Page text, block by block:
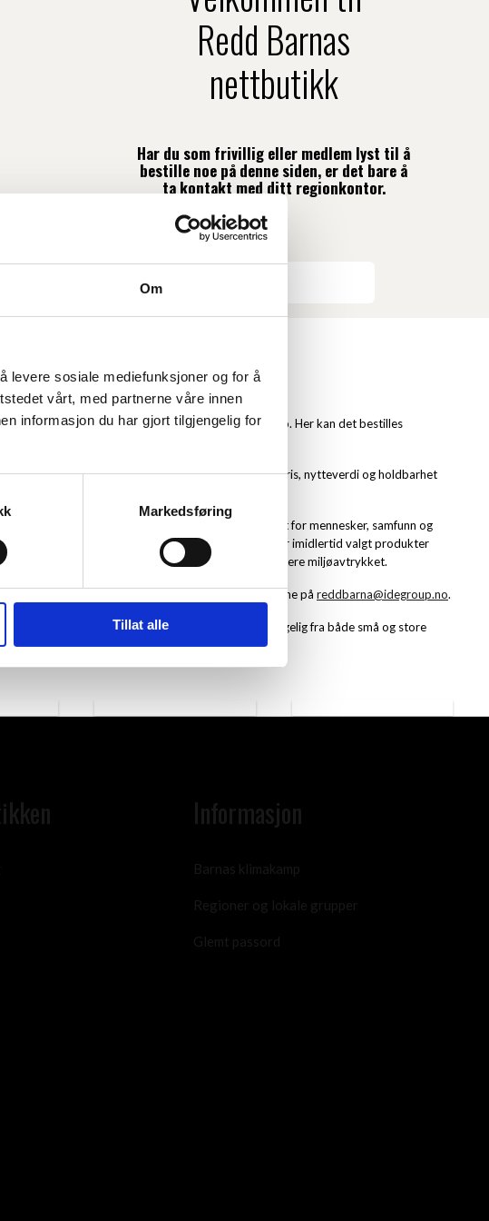
Om
levere sosiale mediefunksjoner og for å
vårt, med partnerne våre innen
informasjon du har gjort tilgjengelig for
Markedsføring
Tillat alle
Redd Barnas
nettbutikk
Har du som frivillig eller medlem lyst til å
bestille noe på denne siden, er det bare å
ta kontakt med ditt regionkontor.
inneholder profilprodukter med Redd Barnas logo. Her kan det bestilles
og viktige informasjonsarbeid.
utvalgt og godkjent i henhold til Redd Barnas profil. Pris, nytteverdi og holdbarhet
bærekraftig forretningspraksis sammen, med respekt for mennesker, samfunn og
av dette innebærer også varer produsert i Asia. Vi har imidlertid valgt produkter
og ligger på lager i Norge og Europa, for å redusere miljøavtrykket.
du lurer på, eller savner i sortimentet, kontakt oss gjerne på reddbarna@idegroup.no.
en moderne plattform, og utformet for å være tilgjengelig fra både små og store
Informasjon
Barnas klimakamp
Regioner og lokale grupper
Glemt passord